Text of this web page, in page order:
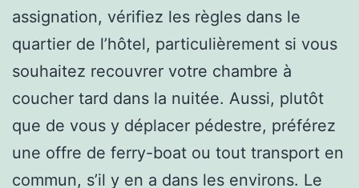
assignation, vérifiez les règles dans le
quartier de l’hôtel, particulièrement si vous
souhaitez recouvrer votre chambre à
coucher tard dans la nuitée. Aussi, plutôt
que de vous y déplacer pédestre, préférez
une offre de ferry-boat ou tout transport en
commun, s’il y en a dans les environs. Le